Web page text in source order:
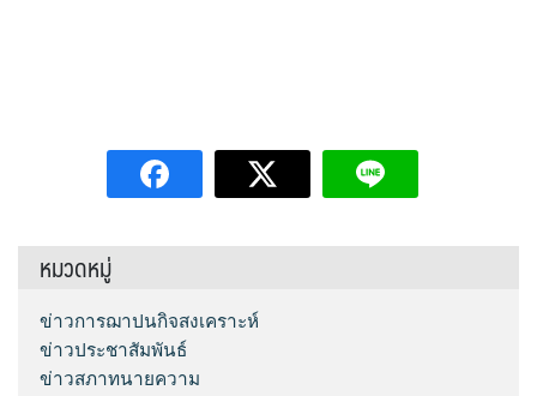
หมวดหมู่
ข่าวการฌาปนกิจสงเคราะห์
ข่าวประชาสัมพันธ์
ข่าวสภาทนายความ